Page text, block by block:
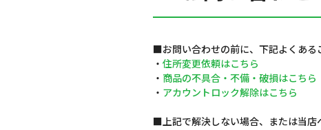
■お問い合わせの前に、下記よくある
・ 住所変更依頼はこちら
・ 商品の不具合・不備・破損はこちら
・ アカウントロック解除はこちら
■上記で解決しない場合、または当店